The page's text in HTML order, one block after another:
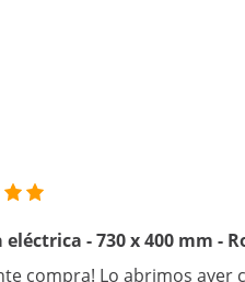
- 730 x 400 mm -
compra! Lo abrimos